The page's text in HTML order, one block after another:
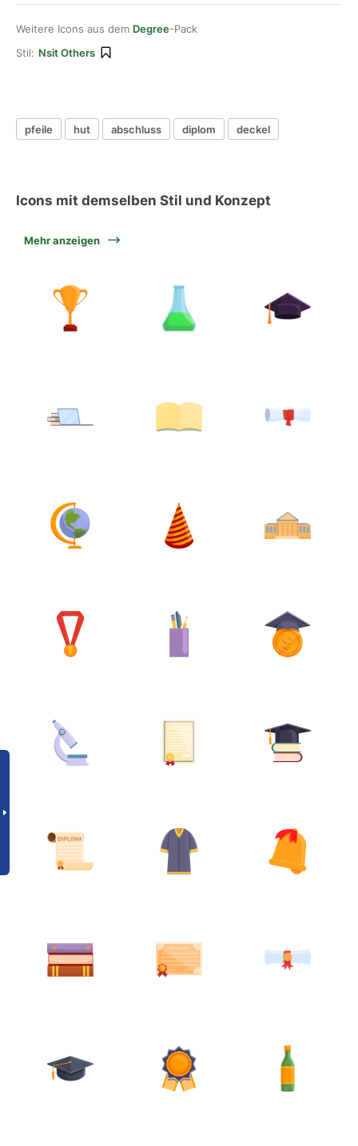
Weitere Icons aus dem Degree-Pack
Stil: Nsit Others
pfeile hut abschluss diplom deckel
Icons mit demselben Stil und Konzept
Mehr anzeigen